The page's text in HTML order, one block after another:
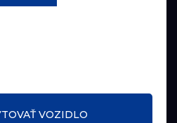
DOPYTOVAŤ VOZIDLO